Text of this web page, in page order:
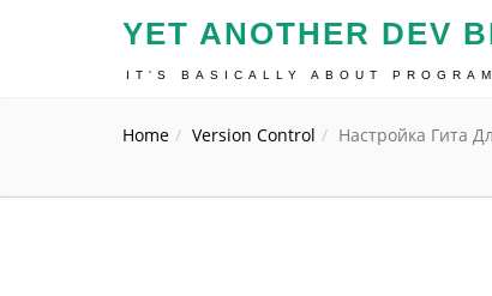
YET ANOTHER DEV
IT'S BASICALLY ABOUT
Home Version Control Настройка Гита